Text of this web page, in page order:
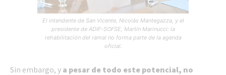
El intendente de San Vicente, Nicolás Mantegazza, y el
presidente de ADIF-SOFSE, Martín Marinucci: la
rehabilitación del ramal no forma parte de la agenda
oficial.
Sin embargo, y a pesar de todo este potencial, no